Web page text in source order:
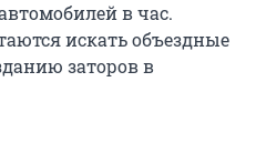
в час.
искать объездные
заторов в